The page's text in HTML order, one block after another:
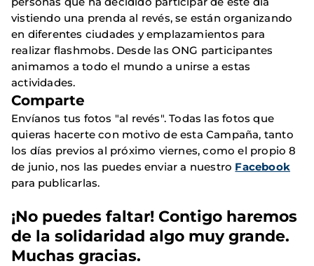
vistiendo una prenda al revés, se están organizando
en diferentes ciudades y emplazamientos para
realizar flashmobs. Desde las ONG participantes
animamos a todo el mundo a unirse a estas
actividades.
Comparte
Envíanos tus fotos "al revés". Todas las fotos que
quieras hacerte con motivo de esta Campaña, tanto
los días previos al próximo viernes, como el propio 8
de junio, nos las puedes enviar a nuestro Facebook
para publicarlas.
¡No puedes faltar! Contigo haremos
de la solidaridad algo muy grande.
Muchas gracias.